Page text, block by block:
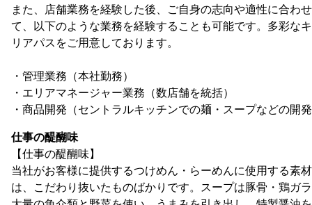
また、店舗業務を経験した後、ご自身の志向や適性に合わせ
て、以下のような業務を経験することも可能です。多彩な
リアパスをご用意しております。
・管理業務（本社勤務）
・エリアマネージャー業務（数店舗を統括）
・商品開発（セントラルキッチンでの麺・スープなどの開
仕事の醍醐味
【仕事の醍醐味】
当社がお客様に提供するつけめん・らーめんに使用する素材
は、こだわり抜いたものばかりです。スープは豚骨・鶏ガ